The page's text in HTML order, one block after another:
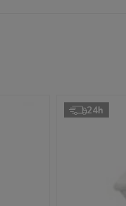
24h